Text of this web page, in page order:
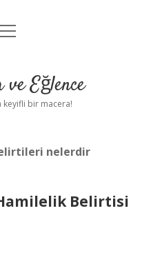
Uyarı
menüyü
ve Eğlence
keyifli bir macera!
nelerdir
Belirtisi